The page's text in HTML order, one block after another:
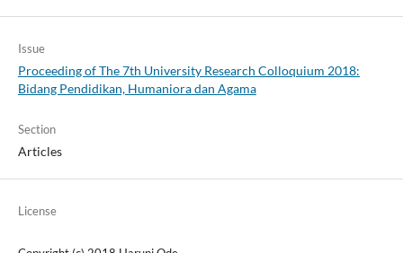
Issue
Proceeding of The 7th University Research Colloquium 2018:
Bidang Pendidikan, Humaniora dan Agama
Section
Articles
License